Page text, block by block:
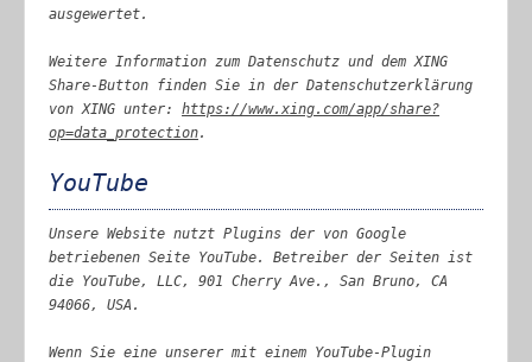
ausgewertet.
Weitere Information zum Datenschutz und dem XING
Share-Button finden Sie in der Datenschutzerklärung
von XING unter: https://www.xing.com/app/share?
op=data_protection.
YouTube
Unsere Website nutzt Plugins der von Google
betriebenen Seite YouTube. Betreiber der Seiten ist
die YouTube, LLC, 901 Cherry Ave., San Bruno, CA
94066, USA.
Wenn Sie eine unserer mit einem YouTube-Plugin